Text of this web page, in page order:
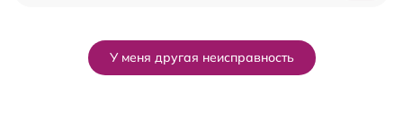
У меня другая неисправность